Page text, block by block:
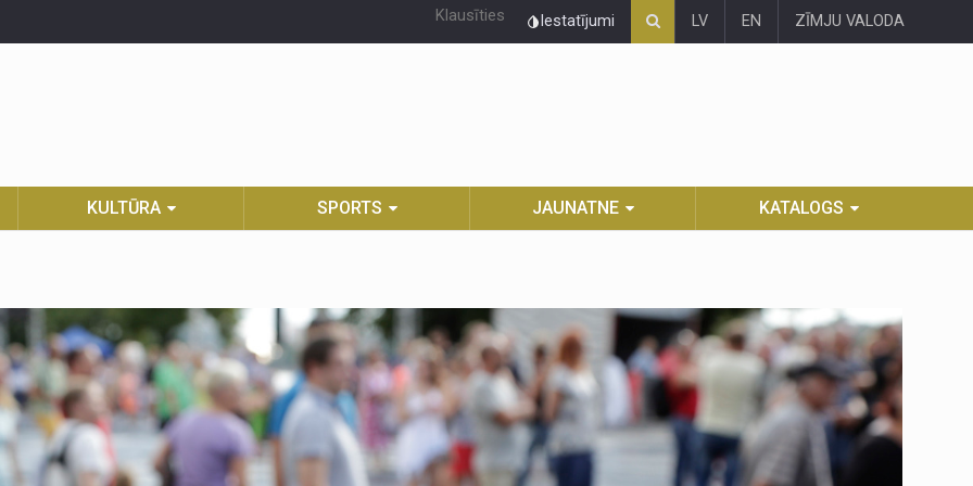
Klausīties Iestatījumi LV EN ZĪMJU VALODA
KULTŪRA SPORTS JAUNATNE KATALOGS